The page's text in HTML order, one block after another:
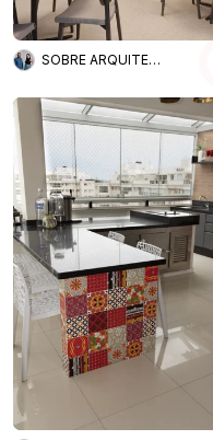
SOBRE ARQUITETURA